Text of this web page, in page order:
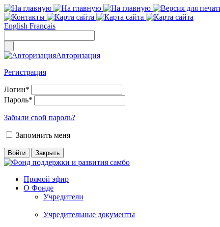
English Français
Авторизация
Регистрация
Логин*
Пароль*
Забыли свой пароль?
Запомнить меня
Прямой эфир
О Фонде
Учредители
Учредительные документы